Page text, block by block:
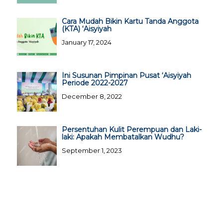
Cara Mudah Bikin Kartu Tanda Anggota
(KTA) ‘Aisyiyah
January 17, 2024
Ini Susunan Pimpinan Pusat ‘Aisyiyah
Periode 2022-2027
December 8, 2022
Persentuhan Kulit Perempuan dan Laki-
laki: Apakah Membatalkan Wudhu?
September 1, 2023